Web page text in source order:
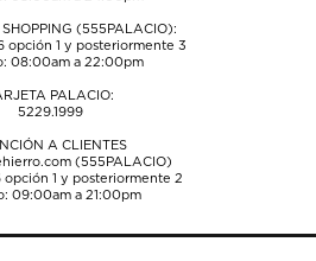
SHOPPING (555PALACIO):
opción 1 y posteriormente 3
08:00am a 22:00pm
PALACIO:
5229.1999
A CLIENTES
(555PALACIO)
opción 1 y posteriormente 2
09:00am a 21:00pm